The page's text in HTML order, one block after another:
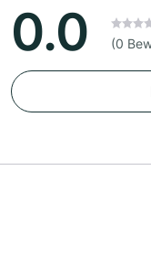
0.0 (0